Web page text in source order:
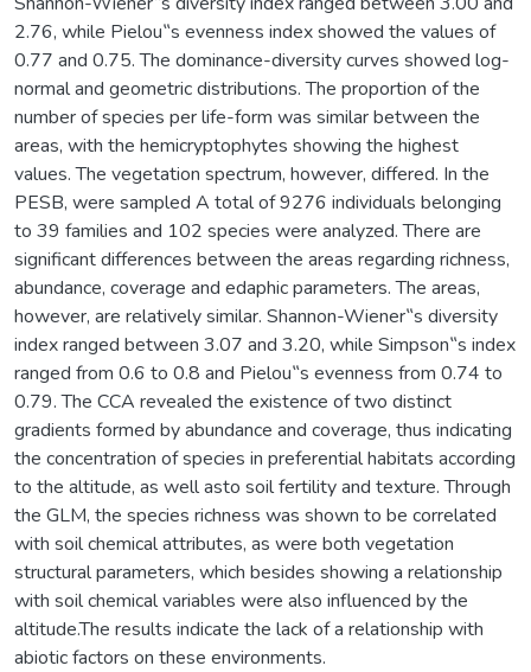
2.76, while Pielou‟s evenness index showed the values of
0.77 and 0.75. The dominance-diversity curves showed log-
normal and geometric distributions. The proportion of the
number of species per life-form was similar between the
areas, with the hemicryptophytes showing the highest
values. The vegetation spectrum, however, differed. In the
PESB, were sampled A total of 9276 individuals belonging
to 39 families and 102 species were analyzed. There are
significant differences between the areas regarding richness,
abundance, coverage and edaphic parameters. The areas,
however, are relatively similar. Shannon-Wiener‟s diversity
index ranged between 3.07 and 3.20, while Simpson‟s index
ranged from 0.6 to 0.8 and Pielou‟s evenness from 0.74 to
0.79. The CCA revealed the existence of two distinct
gradients formed by abundance and coverage, thus indicating
the concentration of species in preferential habitats according
to the altitude, as well asto soil fertility and texture. Through
the GLM, the species richness was shown to be correlated
with soil chemical attributes, as were both vegetation
structural parameters, which besides showing a relationship
with soil chemical variables were also influenced by the
altitude.The results indicate the lack of a relationship with
abiotic factors on these environments.